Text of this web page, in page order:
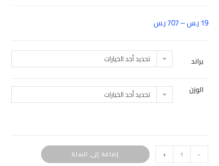
19 ر.س–
707ر.س
براند تحديد أحد الخيارات
الوزن تحديد أحد الخيارات
-
+ إضافة إلى السلة